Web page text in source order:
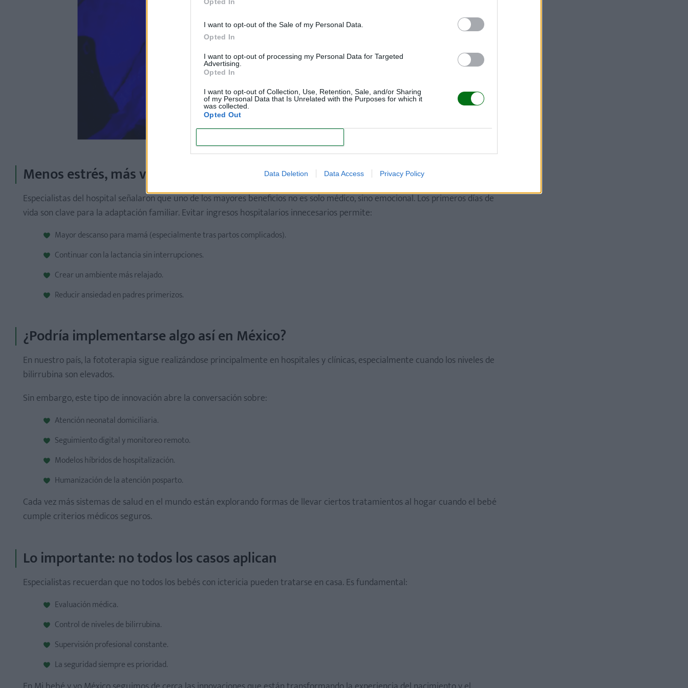
I want to opt-out of the Sale of my Personal Data.
Opted In
I want to opt-out of processing my Personal Data for Targeted
Advertising.
Opted In
I want to opt-out of Collection, Use, Retention, Sale, and/or Sharing
of my Personal Data that Is Unrelated with the Purposes for which it
was collected.
Opted Out
Data Deletion Data Access Privacy Policy
Menos estrés, más vínculo
Especialistas del hospital señalaron que uno de los mayores beneficios no es solo médico, sino emocional. Los primeros días de
vida son clave para la adaptación familiar. Evitar ingresos hospitalarios innecesarios permite:
Mayor descanso para mamá (especialmente tras partos complicados).
Continuar con la lactancia sin interrupciones.
Crear un ambiente más relajado.
Reducir ansiedad en padres primerizos.
¿Podría implementarse algo así en México?
En nuestro país, la fototerapia sigue realizándose principalmente en hospitales y clínicas, especialmente cuando los niveles de
bilirrubina son elevados.
Sin embargo, este tipo de innovación abre la conversación sobre:
Atención neonatal domiciliaria.
Seguimiento digital y monitoreo remoto.
Modelos híbridos de hospitalización.
Humanización de la atención posparto.
Cada vez más sistemas de salud en el mundo están explorando formas de llevar ciertos tratamientos al hogar cuando el bebé
cumple criterios médicos seguros.
Lo importante: no todos los casos aplican
Especialistas recuerdan que no todos los bebés con ictericia pueden tratarse en casa. Es fundamental:
Evaluación médica.
Control de niveles de bilirrubina.
Supervisión profesional constante.
La seguridad siempre es prioridad.